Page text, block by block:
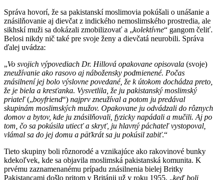
Správa hovorí, že sa pakistanskí moslimovia pokúšali o unášanie a
znásilňovanie aj dievčat z indického nemoslimského prostredia, ale
sikhskí muži sa dokázali zmobilizovať a „kolektívne“ gangom čeliť.
Belosi nikdy nič také pre svoje ženy a dievčatá neurobili. Správa
ďalej uvádza:
„Vo svojich výpovediach Dr. Hillová opakovane opisovala (svoje)
zneužívanie ako rasovo aj nábožensky podmienené. Počas
znásilnení jej bolo výslovne povedané, že k útokom dochádza preto,
že je biela a kresťanka. Vysvetlila, že ju pakistanský moslimský
priateľ(„boyfriend“) najprv zneužíval a potom ju predával
skupinám moslimských mužov. Opakovane ju odvádzali do rôznych
domov a bytov, kde ju znásilňovali, fyzicky napádali a mučili. Aj po
tom, čo sa pokúsila utiecť a skryť, ju hlavný páchateľ vystopoval,
vlámal sa do jej domu a päťkrát sa ju pokúsil zabiť.“
Tieto skupiny boli rôznorodé a vznikajúce ako rakovinové bunky
kdekoľvek, kde sa objavila moslimská pakistanská komunita. K
prvému zaznamenanému prípadu znásilnenia bielej Britky
Pakistancami došlo pritom v Británii už v roku 1955, „keď boli